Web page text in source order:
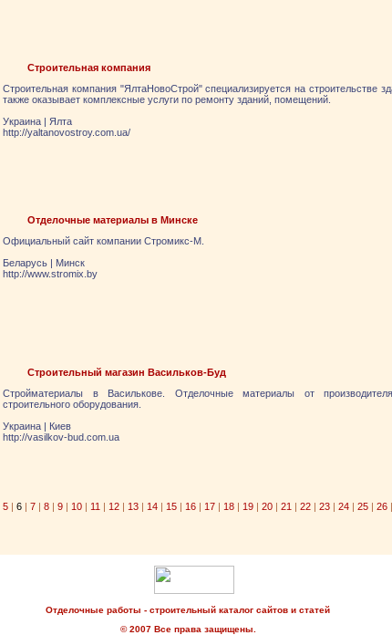
Строительная компания
Строительная компания "ЯлтаНовоСтрой" специализируется на строительстве
также оказывает комплексные услуги по ремонту зданий, помещений.
Украина | Ялта
http://yaltanovostroy.com.ua/
Отделочные материалы в Минске
Официальный сайт компании Стромикс-М.
Беларусь | Минск
http://www.stromix.by
Строительный магазин Васильков-Буд
Стройматериалы в Василькове. Отделочные материалы от
строительного оборудования.
Украина | Киев
http://vasilkov-bud.com.ua
5| 6| 7| 8| 9| 10| 11 | 12| 13| 14| 15| 16| 17| 18| 19| 20| 21 | 22| 23| 24| 25| 26|
Отделочные работы - строительный каталог сайтов и статей
© 2007 Все права защищены.